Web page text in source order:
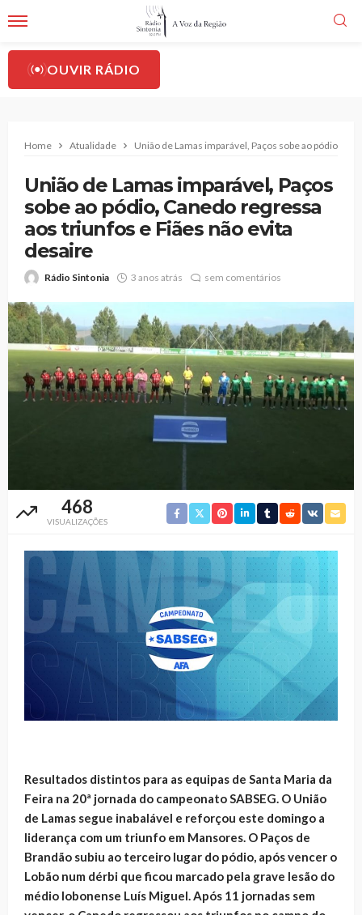
OUVIR RÁDIO
Home Atualidade União de Lamas imparável, Paços sobe ao pódio,
União de Lamas imparável, Paços
sobe ao pódio, Canedo regressa
aos triunfos e Fiães não evita
desaire
Rádio Sintonia 3 anos atrás sem comentários
468
VISUALIZAÇÕES
Resultados distintos para as equipas de Santa Maria da
Feira na 20ª jornada do campeonato SABSEG. O União
de Lamas segue inabalável e reforçou este domingo a
liderança com um triunfo em Mansores. O Paços de
Brandão subiu ao terceiro lugar do pódio, após vencer o
Lobão num dérbi que ficou marcado pela grave lesão do
médio lobonense Luís Miguel. Após 11 jornadas sem